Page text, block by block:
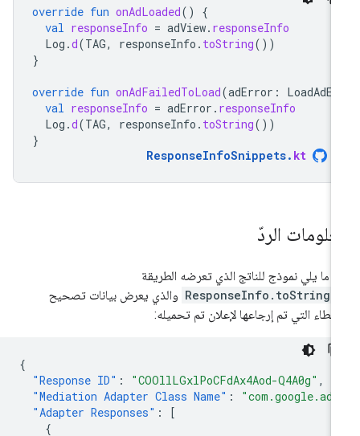
override fun onAdLoaded ()
val responseInfo = adView.responseInfo
Log.d(TAG, responseInfo.toString
override fun onAdFailedToLoad(adError:
val responseInfo = adError.responseInfo
Log.d(TAG, responseInfo.toString
ResponseInfoSnippets. kt
الردّ
ما يلي نموذج للناتج الذي تعرضه الطريقة
والذي يعرض بيانات تصحيح
التي تم إرجاعها لإعلان تم تحميله:
"Response ID": "COOllLGxlPoCFdAx4Aod-Q4A0g"
"Mediation Adapter Class Name":
"Adapter Responses"